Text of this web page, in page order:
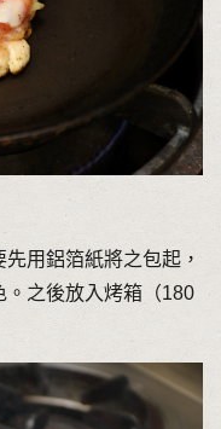
用鋁箔紙將之包起，
之後放入烤箱（180